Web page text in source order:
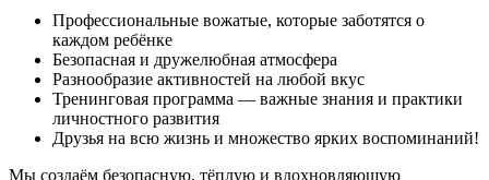
Профессиональные вожатые, которые заботятся о
каждом ребёнке
Безопасная и дружелюбная атмосфера
Разнообразие активностей на любой вкус
Тренинговая программа — важные знания и практики
личностного развития
Друзья на всю жизнь и множество ярких воспоминаний!
Мы создаём безопасную, тёплую и вдохновляющую